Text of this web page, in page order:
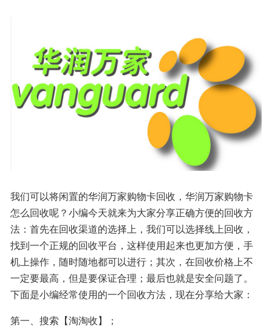
我们可以将闲置的华润万家购物卡回收，华润万家购物卡
怎么回收呢？小编今天就来为大家分享正确方便的回收方
法：首先在回收渠道的选择上，我们可以选择线上回收，
找到一个正规的回收平台，这样使用起来也更加方便，手
机上操作，随时随地都可以进行；其次，在回收价格上不
一定要最高，但是要保证合理；最后也就是安全问题了。
下面是小编经常使用的一个回收方法，现在分享给大家：
第一、搜索【淘淘收】；